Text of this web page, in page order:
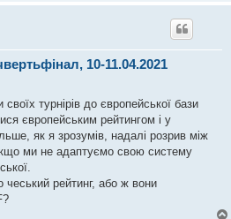
10-11.04.2021
турнірів до європейської бази
європейським рейтингом і у
як я зрозумів, надалі розрив між
ми не адаптуємо свою систему
чеський рейтинг, або ж вони